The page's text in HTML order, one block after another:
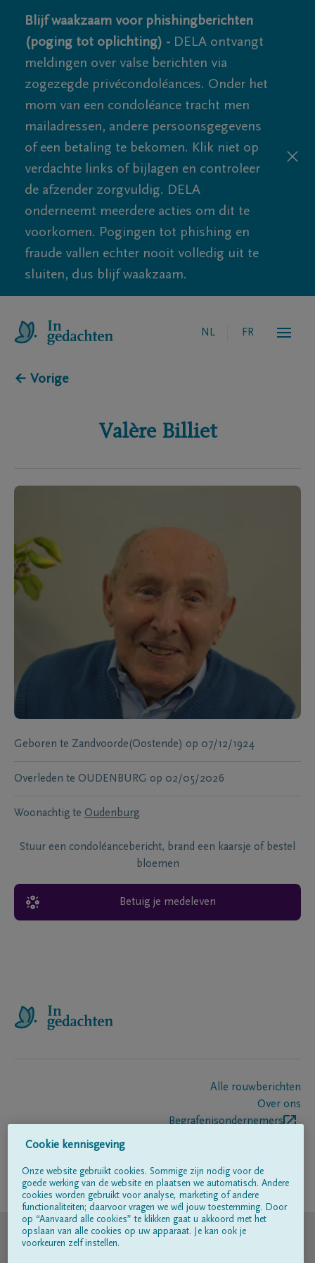
Blijf waakzaam voor phishingberichten
(poging tot oplichting) - DELA ontvangt
meldingen over valse berichten via
zogezegde privécondoléances. Onder het
mom van een condoléance tracht men
mailadressen, andere persoonsgegevens
of een betaling te bekomen. Klik niet op
verdachte links of bijlagen en controleer
de afzender zorgvuldig. DELA
onderneemt meerdere acties om dit te
voorkomen. Pogingen tot phishing en
fraude vallen echter nooit volledig uit te
sluiten, dus blijf waakzaam.
NL FR
← Vorige
Valère Billiet
Geboren te Zandvoorde(Oostende) op 07/12/1924
Overleden te OUDENBURG op 02/05/2026
Woonachtig te Oudenburg
Stuur een condoléancebericht, brand een kaarsje of bestel
bloemen
Betuig je medeleven
Alle rouwberichten
Over ons
Begrafenisondernemers
Volg ons op
© DELA
Cookie kennisgeving
Onze website gebruikt cookies. Sommige zijn nodig voor de
goede werking van de website en plaatsen we automatisch. Andere
cookies worden gebruikt voor analyse, marketing of andere
functionaliteiten; daarvoor vragen we wél jouw toestemming. Door
op “Aanvaard alle cookies” te klikken gaat u akkoord met het
opslaan van alle cookies op uw apparaat. Je kan ook je
voorkeuren zelf instellen.